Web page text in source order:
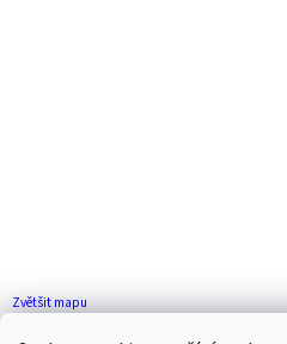
Zvětšit mapu